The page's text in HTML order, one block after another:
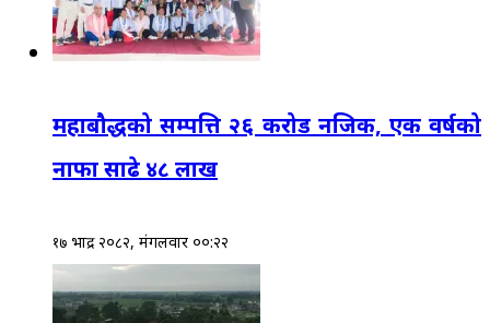
महाबौद्धको सम्पत्ति २६ करोड नजिक, एक वर्षको
नाफा साढे ४८ लाख
१७ भाद्र २०८२, मंगलवार ००:२२